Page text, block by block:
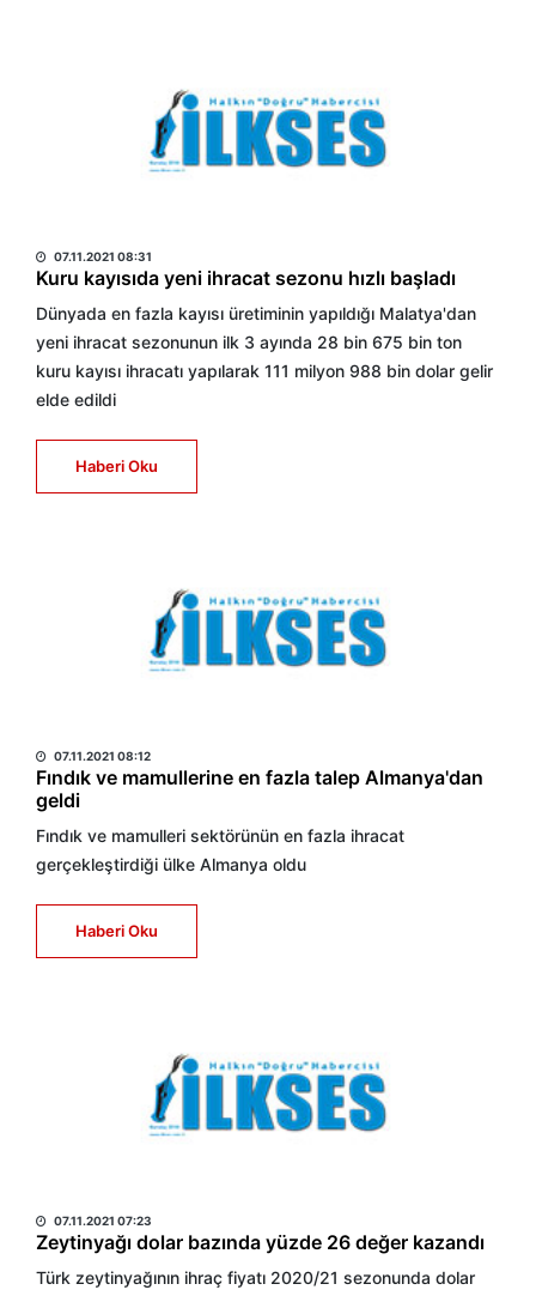
07.11.2021 08:31
Kuru kayısıda yeni ihracat sezonu hızlı başladı
Dünyada en fazla kayısı üretiminin yapıldığı Malatya'dan
yeni ihracat sezonunun ilk 3 ayında 28 bin 675 bin ton
kuru kayısı ihracatı yapılarak 111 milyon 988 bin dolar gelir
elde edildi
Haberi Oku
07.11.2021 08:12
Fındık ve mamullerine en fazla talep Almanya'dan
geldi
Fındık ve mamulleri sektörünün en fazla ihracat
gerçekleştirdiği ülke Almanya oldu
Haberi Oku
07.11.2021 07:23
Zeytinyağı dolar bazında yüzde 26 değer kazandı
Türk zeytinyağının ihraç fiyatı 2020/21 sezonunda dolar